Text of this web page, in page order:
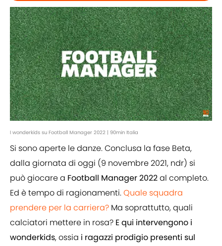
I wonderkids su Football Manager 2022 | 90min Italia
Si sono aperte le danze. Conclusa la fase Beta,
dalla giornata di oggi (9 novembre 2021, ndr) si
può giocare a Football Manager 2022al completo.
Ed è tempo di ragionamenti.Quale squadra
prendere per la carriera? Ma soprattutto, quali
calciatori mettere in rosa? E qui intervengono i
wonderkids, ossia i ragazzi prodigio presenti sul